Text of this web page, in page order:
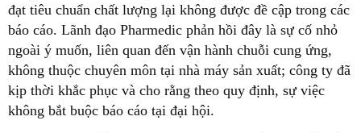
đạt tiêu chuẩn chất lượng lại không được đề cập trong các
báo cáo. Lãnh đạo Pharmedic phản hồi đây là sự cố nhỏ
ngoài ý muốn, liên quan đến vận hành chuỗi cung ứng,
không thuộc chuyên môn tại nhà máy sản xuất; công ty đã
kịp thời khắc phục và cho rằng theo quy định, sự việc
không bắt buộc báo cáo tại đại hội.